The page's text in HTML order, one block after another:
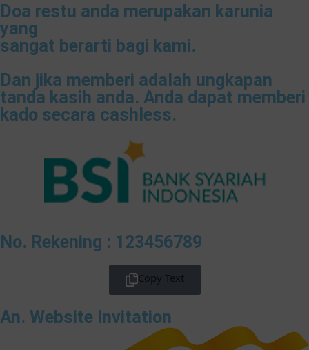
Doa restu anda merupakan karunia
yang
sangat berarti bagi kami.
Dan jika memberi adalah ungkapan
tanda kasih anda. Anda dapat memberi
kado secara cashless.
No. Rekening : 123456789
Copy Text
An. Website Invitation